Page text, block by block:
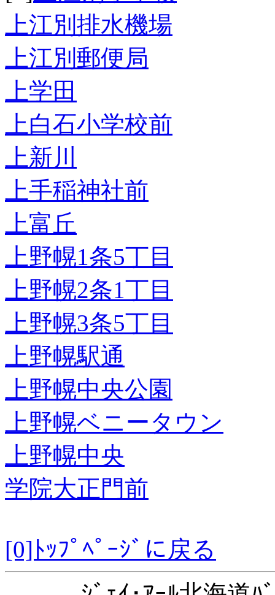
上江別排水機場
上江別郵便局
上学田
上白石小学校前
上新川
上手稲神社前
上富丘
上野幌1条5丁目
上野幌2条1丁目
上野幌3条5丁目
上野幌駅通
上野幌中央公園
上野幌ベニータウン
上野幌中央
学院大正門前
[0]ﾄｯﾌﾟﾍﾟｰｼﾞに戻る